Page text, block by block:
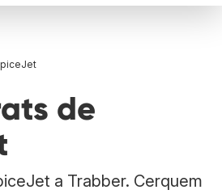
de
a Trabber. Cerquem